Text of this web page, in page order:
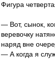
Фигура
— Вот, сынок,
веревочку
наряд вне
— А когда я